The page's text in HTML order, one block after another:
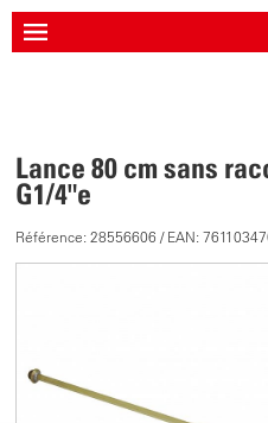
Lance 80 cm sans
G1/4"e
Référence: 28556606 / EAN: